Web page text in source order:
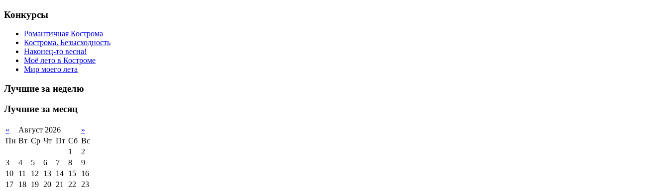
Конкурсы
Романтичная Кострома
Кострома. Безысходность
Наконец-то весна!
Моё лето в Костроме
Мир моего лета
Лучшие за неделю
Лучшие за месяц
« Август 2026
»
Пн Вт Ср Чт Пт Сб Вс
1
2
3
4 5 6 7 8
9
10
11 12 13 14 15
16
17
18 19 20 21 22
23